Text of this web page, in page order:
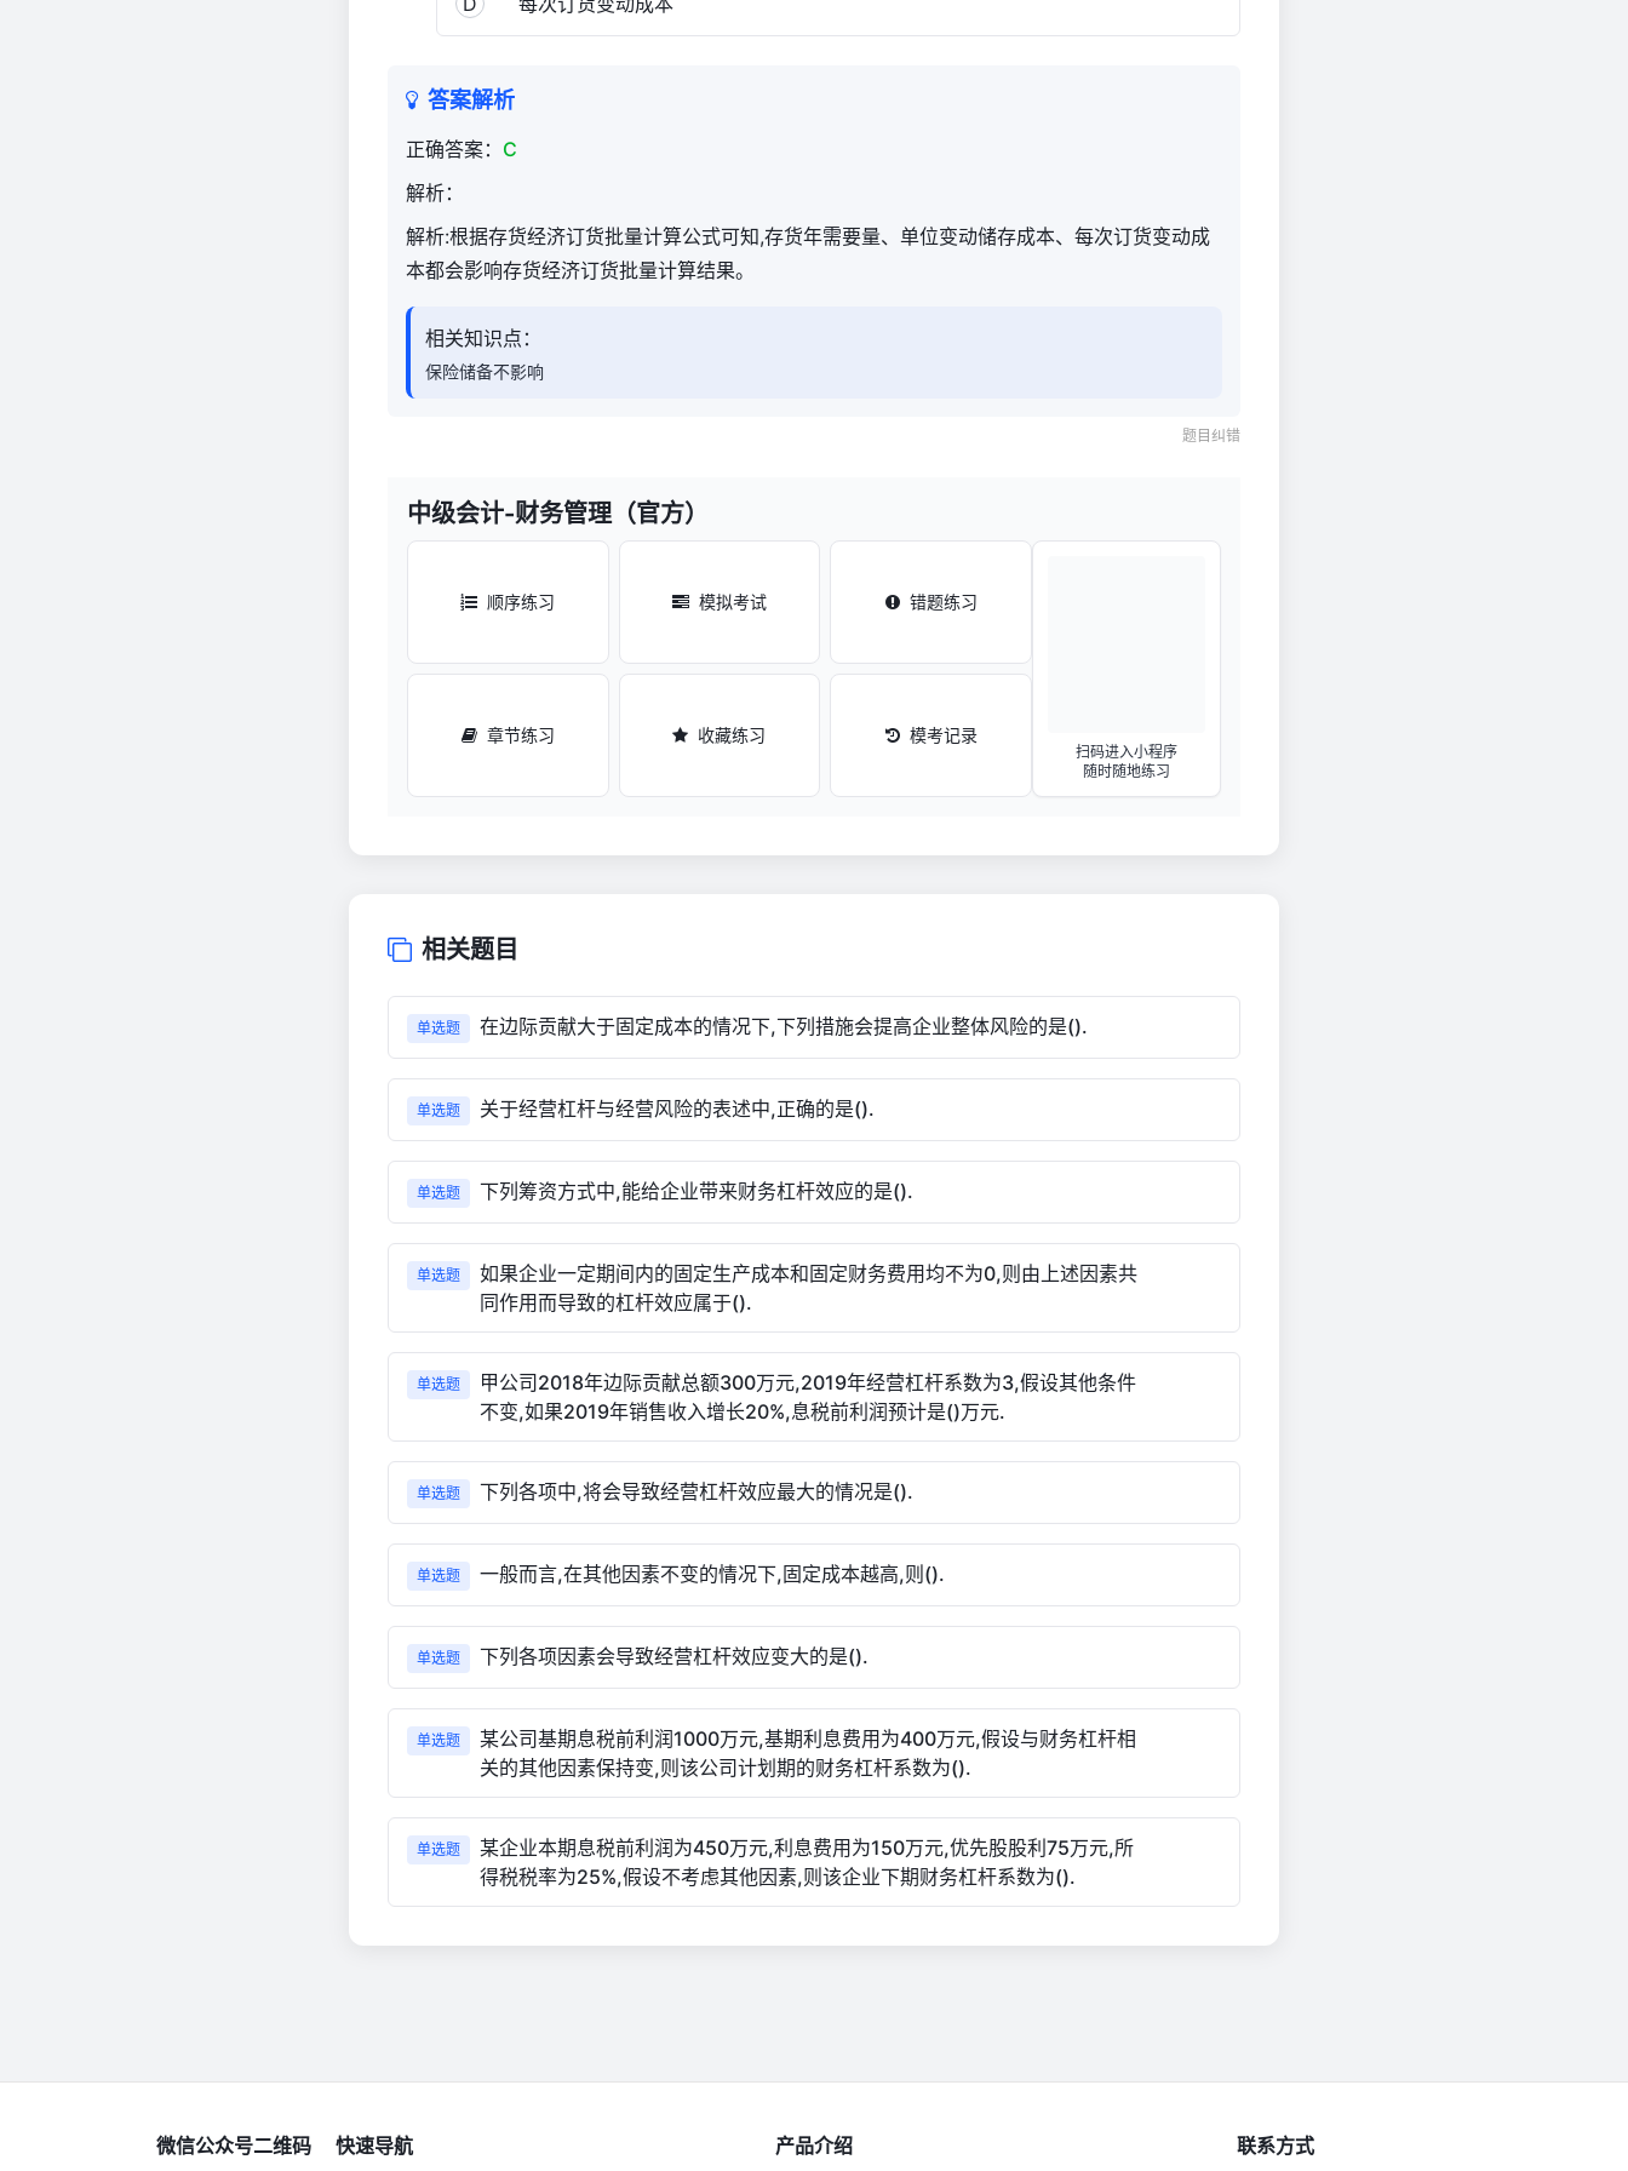
答案解析
正确答案： C
解析：
解析:根据存货经济订货批量计算公式可知,存货年需要量、单位变动储存成本、每次订货变动成
本都会影响存货经济订货批量计算结果。
相关知识点：
保险储备不影响
题目纠错
中级会计-财务管理（官方）
顺序练习 模拟考试 错题练习
章节练习 收藏练习 模考记录
扫码进入小程序
随时随地练习
相关题目
单选题 在边际贡献大于固定成本的情况下,下列措施会提高企业整体风险的是().
单选题 关于经营杠杆与经营风险的表述中,正确的是().
单选题 下列筹资方式中,能给企业带来财务杠杆效应的是().
单选题
如果企业一定期间内的固定生产成本和固定财务费用均不为0,则由上述因素共
同作用而导致的杠杆效应属于().
单选题
甲公司2018年边际贡献总额300万元,2019年经营杠杆系数为3,假设其他条件
不变,如果2019年销售收入增长20%,息税前利润预计是()万元.
单选题 下列各项中,将会导致经营杠杆效应最大的情况是().
单选题 一般而言,在其他因素不变的情况下,固定成本越高,则().
单选题 下列各项因素会导致经营杠杆效应变大的是().
单选题
某公司基期息税前利润1000万元,基期利息费用为400万元,假设与财务杠杆相
关的其他因素保持变,则该公司计划期的财务杠杆系数为().
单选题
某企业本期息税前利润为450万元,利息费用为150万元,优先股股利75万元,所
得税税率为25%,假设不考虑其他因素,则该企业下期财务杠杆系数为().
微信公众号二维码 快速导航 产品介绍 联系方式